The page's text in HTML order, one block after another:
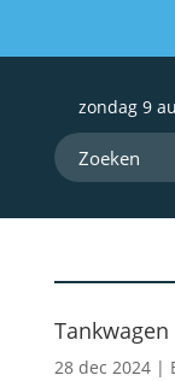
zondag 9
28 dec 2024|